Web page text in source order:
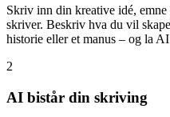
Skriv inn din kreative idé,
skriver. Beskriv hva du vil
historie eller et manus – og la
2
AI bistår din skriving